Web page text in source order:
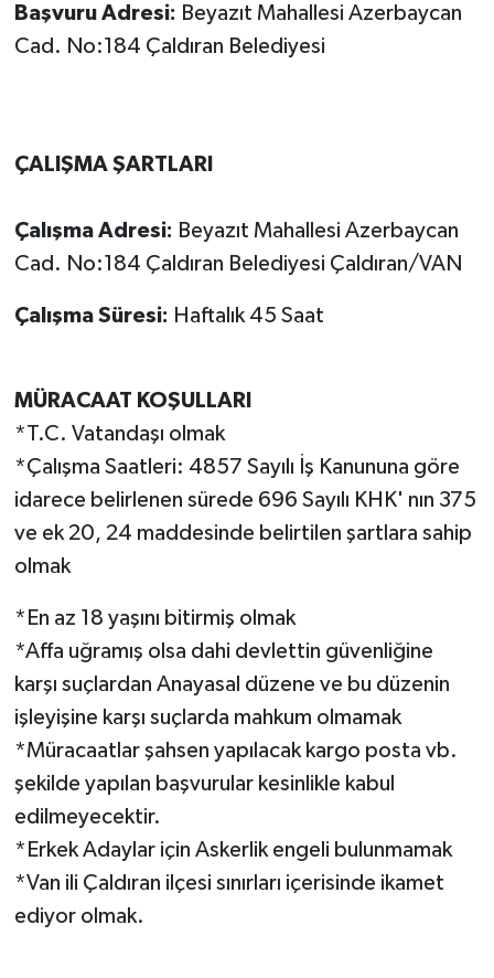
Başvuru Adresi: Beyazıt Mahallesi Azerbaycan
Cad. No:184 Çaldıran Belediyesi
ÇALIŞMA ŞARTLARI
Çalışma Adresi: Beyazıt Mahallesi Azerbaycan
Cad. No:184 Çaldıran Belediyesi Çaldıran/VAN
Çalışma Süresi: Haftalık 45 Saat
MÜRACAAT KOŞULLARI
*T.C. Vatandaşı olmak
*Çalışma Saatleri: 4857 Sayılı İş Kanununa göre
idarece belirlenen sürede 696 Sayılı KHK' nın 375
ve ek 20, 24 maddesinde belirtilen şartlara sahip
olmak
*En az 18 yaşını bitirmiş olmak
*Affa uğramış olsa dahi devlettin güvenliğine
karşı suçlardan Anayasal düzene ve bu düzenin
işleyişine karşı suçlarda mahkum olmamak
*Müracaatlar şahsen yapılacak kargo posta vb.
şekilde yapılan başvurular kesinlikle kabul
edilmeyecektir.
*Erkek Adaylar için Askerlik engeli bulunmamak
*Van ili Çaldıran ilçesi sınırları içerisinde ikamet
ediyor olmak.